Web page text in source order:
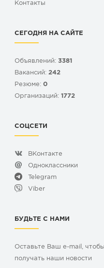
Контакты
СЕГОДНЯ НА САЙТЕ
Объявлений: 3381
Вакансий: 242
Резюме: 0
Организаций: 1772
СОЦСЕТИ
ВКонтакте
Одноклассники
Telegram
Viber
БУДЬТЕ С НАМИ
Оставьте Ваш e-mail, чтобы
получать наши новости